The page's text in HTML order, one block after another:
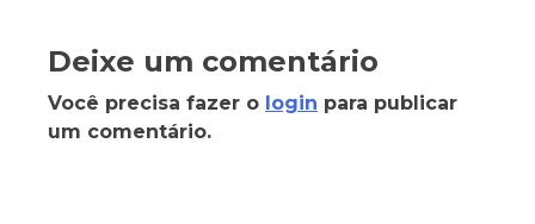
Deixe um comentário
Você precisa fazer o login para publicar
um comentário.